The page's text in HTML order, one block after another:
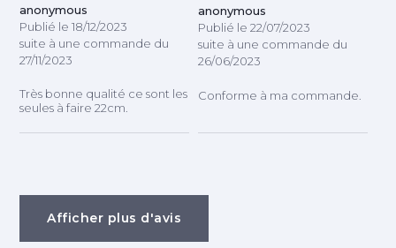
anonymous
Publié le 18/12/2023
suite à une commande du
27/11/2023
Très bonne qualité ce sont les
seules à faire 22cm.
anonymous
Publié le 22/07/2023
suite à une commande du
26/06/2023
Conforme à ma commande.
Afficher plus d'avis